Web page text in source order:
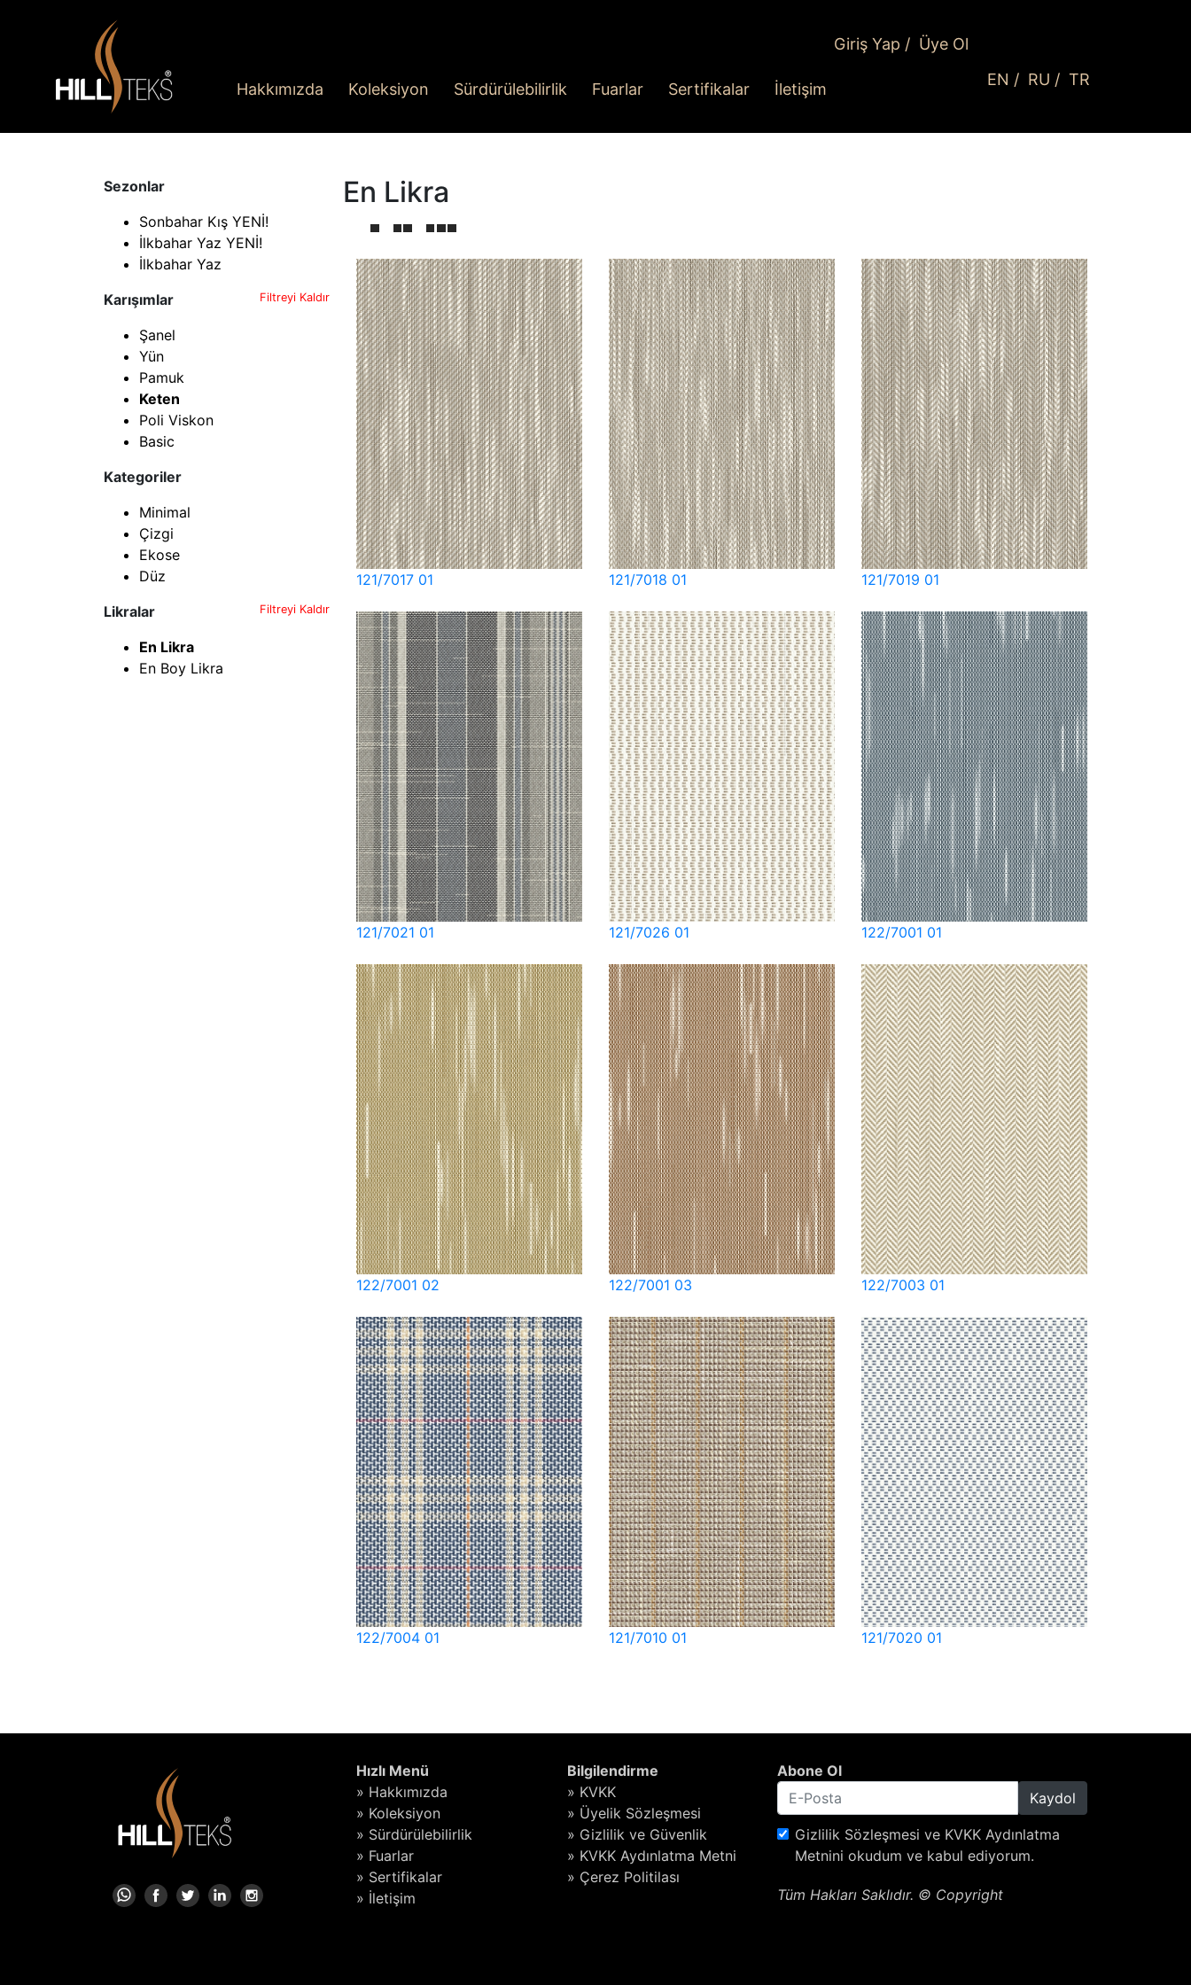
Hakkımızda Koleksiyon Sürdürülebilirlik Fuarlar Sertifikalar İletişim
Giriş Yap / Üye Ol
EN / RU / TR
Sezonlar
Sonbahar Kış YENİ!
İlkbahar Yaz YENİ!
İlkbahar Yaz
Karışımlar
Filtreyi Kaldır
Şanel
Yün
Pamuk
Keten
Poli Viskon
Basic
Kategoriler
Minimal
Çizgi
Ekose
Düz
Likralar
Filtreyi Kaldır
En Likra
En Boy Likra
En Likra
121/7017 01 121/7018 01 121/7019 01
121/7021 01 121/7026 01 122/7001 01
122/7001 02 122/7001 03 122/7003 01
122/7004 01 121/7010 01 121/7020 01
Hızlı Menü
» Hakkımızda
» Koleksiyon
» Sürdürülebilirlik
» Fuarlar
» Sertifikalar
» İletişim
Bilgilendirme
» KVKK
» Üyelik Sözleşmesi
» Gizlilik ve Güvenlik
» KVKK Aydınlatma Metni
» Çerez Politilası
Abone Ol
Kaydol
Gizlilik Sözleşmesi ve KVKK Aydınlatma
Metnini okudum ve kabul ediyorum.
Tüm Hakları Saklıdır. © Copyright